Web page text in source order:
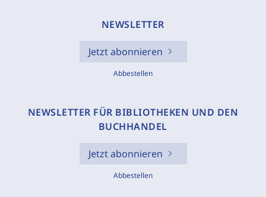
NEWSLETTER
Jetzt abonnieren
Abbestellen
NEWSLETTER FÜR BIBLIOTHEKEN UND DEN
BUCHHANDEL
Jetzt abonnieren
Abbestellen